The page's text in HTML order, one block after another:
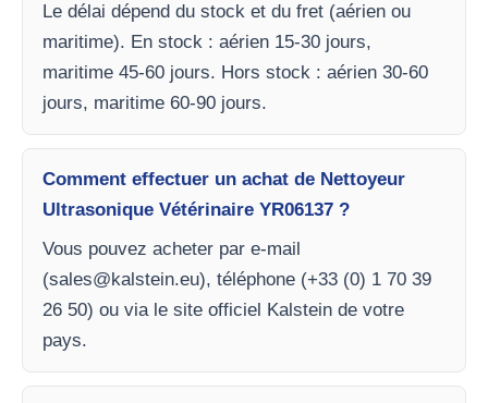
Le délai dépend du stock et du fret (aérien ou
maritime). En stock : aérien 15-30 jours,
maritime 45-60 jours. Hors stock : aérien 30-60
jours, maritime 60-90 jours.
Comment effectuer un achat de Nettoyeur
Ultrasonique Vétérinaire YR06137 ?
Vous pouvez acheter par e-mail
(sales@kalstein.eu), téléphone (+33 (0) 1 70 39
26 50) ou via le site officiel Kalstein de votre
pays.